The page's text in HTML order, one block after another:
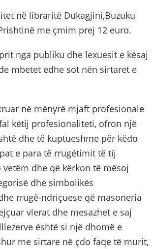
në libraritë Dukagjini,Buzuku
me çmim prej 12 euro.
nga publiku dhe lexuesit e kësaj
mbetet edhe sot nën sirtaret e
në mënyrë mjaft profesionale
këtij profesionaliteti, ofron një
dhe të kuptueshme për këdo
e para të rrugëtimit të tij
dhe që kërkon të mësoj
dhe simbolikës
rrugë-ndriçuese që masoneria
vlerat dhe mesazhet e saj
është si një dhomë e
me sirtare në çdo faqe të murit,